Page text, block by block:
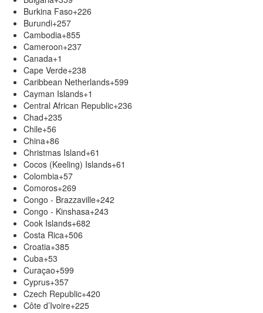
Burkina Faso+226
Burundi+257
Cambodia+855
Cameroon+237
Canada+1
Cape Verde+238
Caribbean Netherlands+599
Cayman Islands+1
Central African Republic+236
Chad+235
Chile+56
China+86
Christmas Island+61
Cocos (Keeling) Islands+61
Colombia+57
Comoros+269
Congo - Brazzaville+242
Congo - Kinshasa+243
Cook Islands+682
Costa Rica+506
Croatia+385
Cuba+53
Curaçao+599
Cyprus+357
Czech Republic+420
Côte d’Ivoire+225